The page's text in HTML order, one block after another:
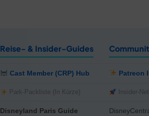
Reise- & Insider-Guides
Cast Member (CRP) Hub
Park-Packliste (In Kürze)
Disneyland Paris Guide
Patreon
Insider-